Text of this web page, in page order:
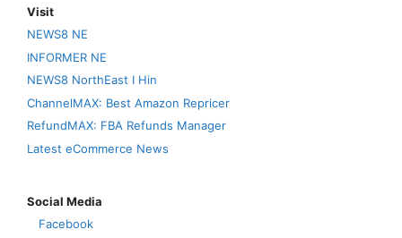
Visit
NEWS8 NE
INFORMER NE
NEWS8 NorthEast I Hin
ChannelMAX: Best Amazon Repricer
RefundMAX: FBA Refunds Manager
Latest eCommerce News
Social Media
Facebook